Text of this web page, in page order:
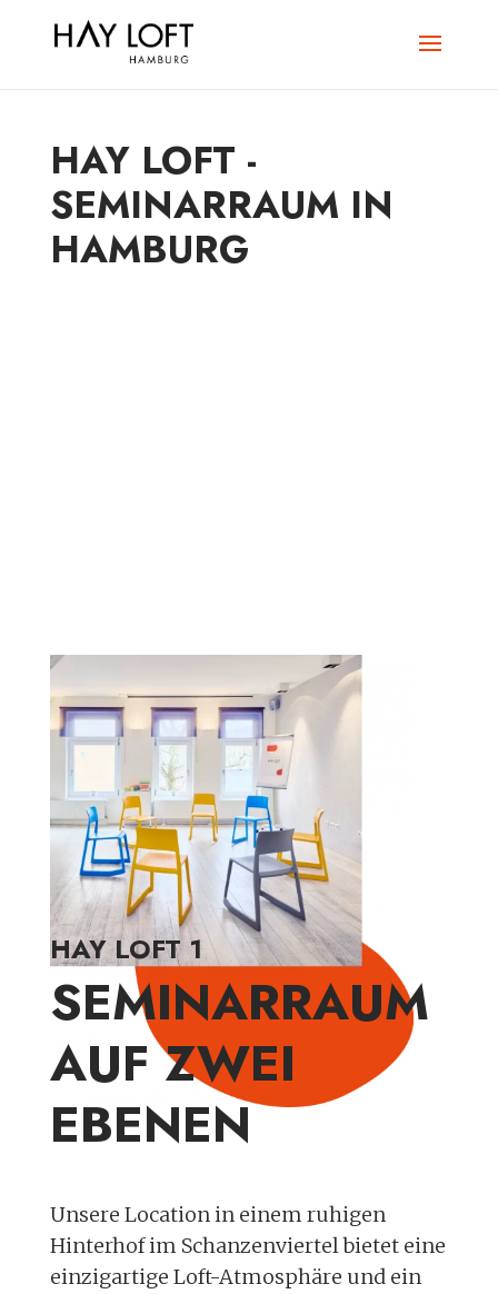
HAY LOFT -
SEMINARRAUM IN
HAMBURG
HAY LOFT 1
SEMINARRAUM
AUF ZWEI
EBENEN
Unsere Location in einem ruhigen
Hinterhof im Schanzenviertel bietet eine
einzigartige Loft-Atmosphäre und ein